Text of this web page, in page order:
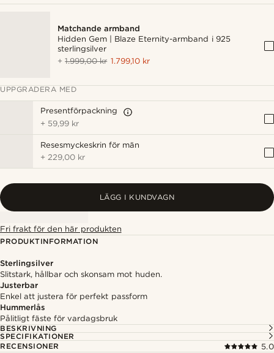
Matchande armband
Hidden Gem | Blaze Eternity-armband i 925
sterlingsilver
+1.999,00 kr 1.799,10 kr
UPPGRADERA MED
Presentförpackning
+ 59,99 kr
Resesmyckeskrin för män
+ 229,00 kr
LÄGG I KUNDVAGN
Fri frakt för den här produkten
PRODUKTINFORMATION
Sterlingsilver
Slitstark, hållbar och skonsam mot huden.
Justerbar
Enkel att justera för perfekt passform
Hummerlås
Pålitligt fäste för vardagsbruk
BESKRIVNING
SPECIFIKATIONER
RECENSIONER
5.0